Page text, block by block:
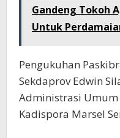
Gandeng Tokoh
Untuk
Pengukuhan
Sekdaprov Edwin
Administrasi Umum
Kadispora Marsel